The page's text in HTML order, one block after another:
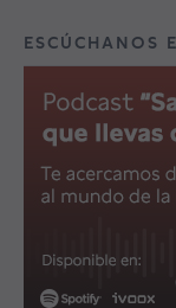
ESCÚCHANOS